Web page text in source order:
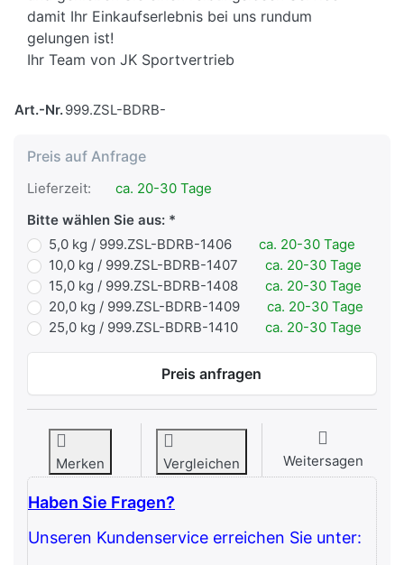
damit Ihr Einkaufserlebnis bei uns rundum
gelungen ist!
Ihr Team von JK Sportvertrieb
Art.-Nr.999.ZSL-BDRB-
Preis auf Anfrage
Lieferzeit:
ca. 20-30 Tage
Bitte wählen Sie aus:
5,0 kg / 999.ZSL-BDRB-1406
ca. 20-30 Tage
10,0 kg / 999.ZSL-BDRB-1407
ca. 20-30 Tage
15,0 kg / 999.ZSL-BDRB-1408
ca. 20-30 Tage
20,0 kg / 999.ZSL-BDRB-1409
ca. 20-30 Tage
25,0 kg / 999.ZSL-BDRB-1410
ca. 20-30 Tage
Preis anfragen
Merken Vergleichen Weitersagen
Haben Sie Fragen?
Unseren Kundenservice erreichen Sie unter: